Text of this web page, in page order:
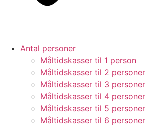
Antal personer
Måltidskasser til 1 person
Måltidskasser til 2 personer
Måltidskasser til 3 personer
Måltidskasser til 4 personer
Måltidskasser til 5 personer
Måltidskasser til 6 personer